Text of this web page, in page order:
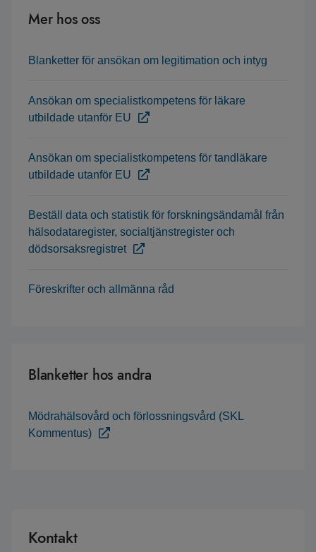
Mer hos oss
Blanketter för ansökan om legitimation och intyg
Ansökan om specialistkompetens för läkare
utbildade utanför EU
Ansökan om specialistkompetens för tandläkare
utbildade utanför EU
Beställ data och statistik för forskningsändamål från
hälsodataregister, socialtjänstregister och
dödsorsaksregistret
Föreskrifter och allmänna råd
Blanketter hos andra
Mödrahälsovård och förlossningsvård (SKL
Kommentus)
Kontakt